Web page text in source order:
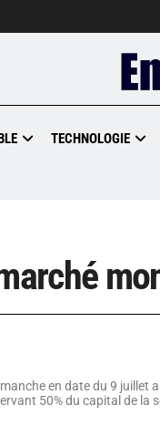
TECHNOLOGIE
en date du 9
50% du capital de la